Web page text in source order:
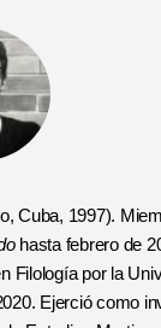
Cuba, 1997).
hasta febrero de
Filología por la
Ejerció como